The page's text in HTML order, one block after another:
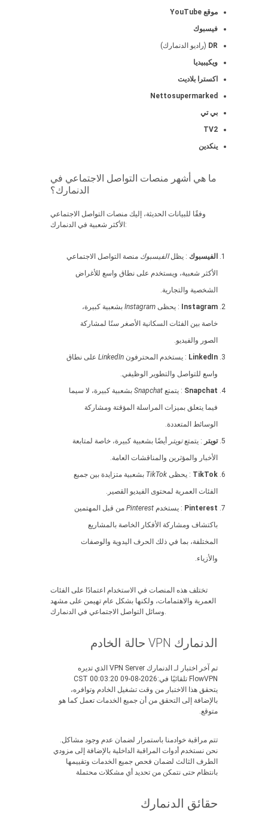
موقع YouTube
فيسبوك
DR (راديو الدنمارك)
ويكيبيديا
اكسترا بلاديت
Nettosupermarked
بي تي
TV2
ينكدين
ما هي أشهر منصات التواصل الاجتماعي في
الدنمارك؟
وفقًا للبيانات الحديثة، إليك منصات التواصل الاجتماعي
الأكثر شعبية في الدنمارك:
الفيسبوك : يظلالفيسبوك منصة التواصل الاجتماعي
الأكثر شعبية، ويستخدم على نطاق واسع للأغراض
الشخصية والتجارية.
Instagram
: يحظى Instagram بشعبية كبيرة،
خاصة بين الفئات السكانية الأصغر سنًا لمشاركة
الصور والفيديو.
LinkedIn : يستخدم المحترفون LinkedIn على نطاق
واسع للتواصل والتطوير الوظيفي.
Snapchat : يتمتع Snapchat بشعبية كبيرة، لا سيما
فيما يتعلق بميزات المراسلة المؤقتة ومشاركة
الوسائط المتعددة.
تويتر : يتمتعتويتر
أيضًا بشعبية كبيرة، خاصة لمتابعة
الأخبار والمؤثرين والمناقشات العامة.
TikTok : يحظى TikTok بشعبية متزايدة بين جميع
الفئات العمرية لمحتوى الفيديو القصير.
Pinterest : يستخدم Pinterest من قبل المهتمين
باكتشاف ومشاركة الأفكار الخاصة بالمشاريع
المختلفة، بما في ذلك الحرف اليدوية والوصفات
والأزياء.
تختلف هذه المنصات في الاستخدام اعتمادًا على الفئات
العمرية والاهتمامات، ولكنها بشكل عام تهيمن على مشهد
وسائل التواصل الاجتماعي في الدنمارك.
الدنمارك VPN حالة الخادم
تم آخر اختبار لـ الدنمارك VPN Server الذي تديره
FlowVPN تلقائيًا في:2026-08-09 00:03:20 CST
يتحقق هذا الاختبار من وقت تشغيل الخادم وتوافره،
بالإضافة إلى التحقق من أن جميع الخدمات تعمل كما هو
متوقع.
تتم مراقبة خوادمنا باستمرار لضمان عدم وجود مشاكل.
نحن نستخدم أدوات المراقبة الداخلية بالإضافة إلى مزودي
الطرف الثالث لضمان فحص جميع الخدمات وتقييمها
بانتظام حتى نتمكن من تحديد أي مشكلات محتملة
حقائق الدنمارك